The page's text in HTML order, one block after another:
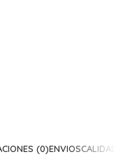
(0)ENVIOS